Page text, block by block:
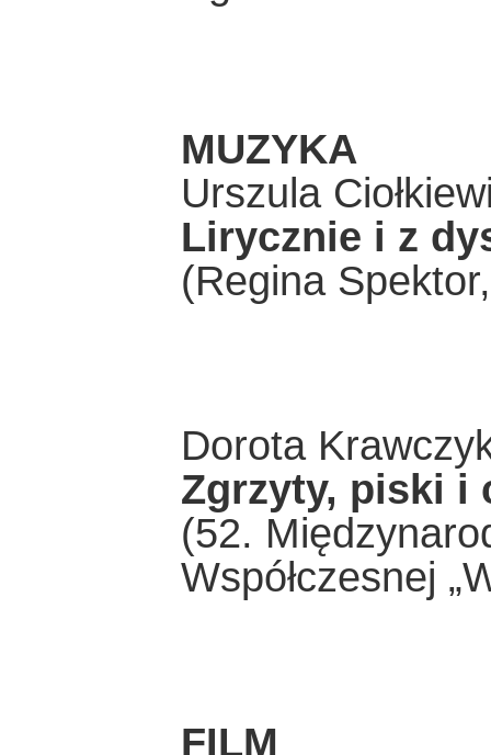
MUZYKA
Urszula
Lirycznie i z
(Regina
Dorota
Zgrzyty, piski i
(52.
Współczesnej
FILM